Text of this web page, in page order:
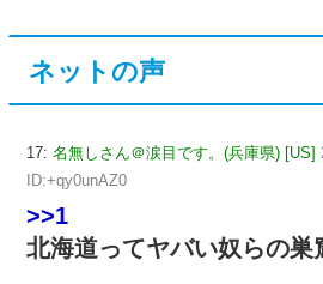
ネットの声
17: 名無しさん＠涙目です。(兵庫県) [US]
ID:+qy0unAZ0
>>1
北海道ってヤバい奴らの巣